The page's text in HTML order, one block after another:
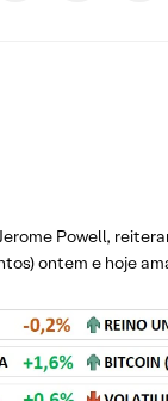
Powell,
ontem e hoje